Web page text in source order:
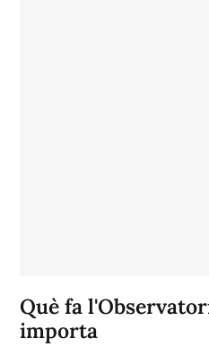
Què fa
importa